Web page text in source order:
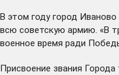
В этом году город
всю советскую армию. «В
военное время ради
Присвоение звания